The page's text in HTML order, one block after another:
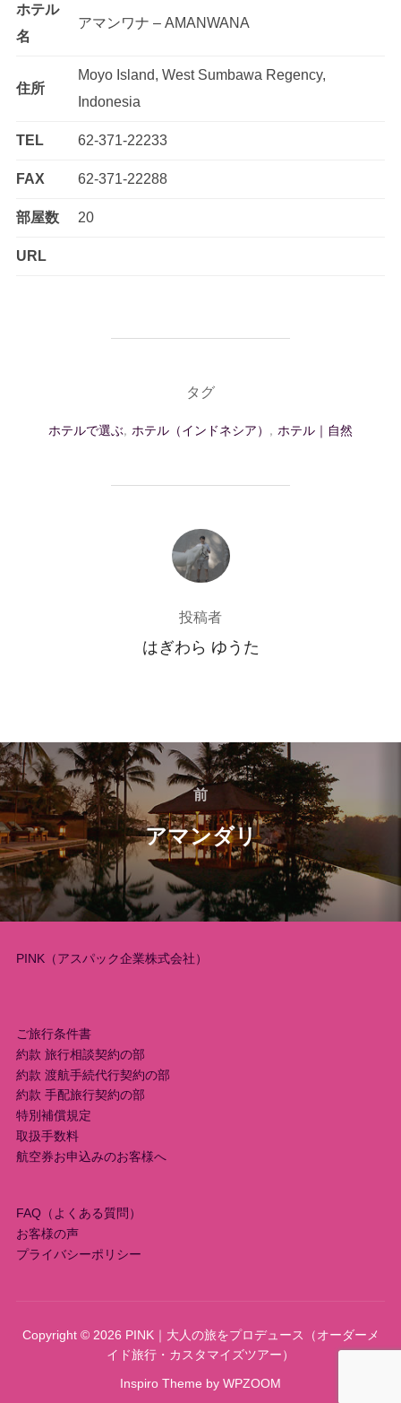
ホテル
名
アマンワナ – AMANWANA
住所
Moyo Island, West Sumbawa Regency,
Indonesia
TEL 62-371-22233
FAX 62-371-22288
部屋数 20
URL
タグ
ホテルで選ぶ, ホテル（インドネシア） , ホテル｜自然
投稿者
投稿者
はぎわら ゆうた
投
稿
ナ
ビ
ゲ
ー
ョ
ン
前
前
アマンダリ
PINK（アスパック企業株式会社）
ご旅行条件書
約款 旅行相談契約の部
約款 渡航手続代行契約の部
約款 手配旅行契約の部
特別補償規定
取扱手数料
航空券お申込みのお客様へ
FAQ（よくある質問）
お客様の声
プライバシーポリシー
Copyright © 2026 PINK｜大人の旅をプロデュース（オーダーメ
イド旅行・カスタマイズツアー）
Inspiro Theme by WPZOOM